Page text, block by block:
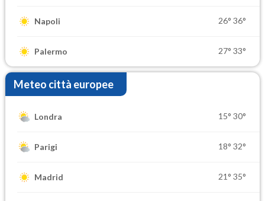
Napoli 26° 36°
Palermo 27° 33°
Meteo città europee
Londra 15° 30°
Parigi 18° 32°
Madrid 21° 35°